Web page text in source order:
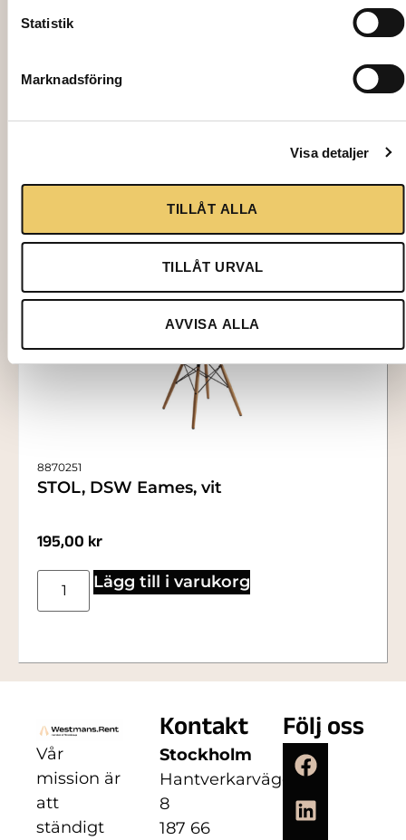
Statistik
Marknadsföring
Visa detaljer
TILLÅT ALLA
TILLÅT URVAL
AVVISA ALLA
70253
8870251
STOL, DSW Eames, vit
195,00 kr
Lägg till i varukorg
Vår
mission är
att
ständigt
Kontakt
Stockholm
Hantverkarvägen
8
187 66
Följ oss